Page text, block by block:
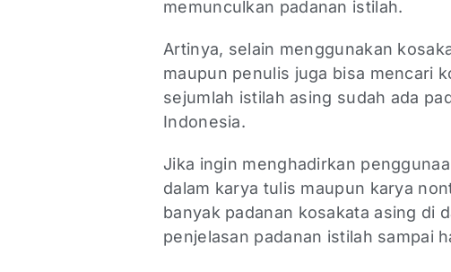
memunculkan padanan istilah.
Artinya, selain menggunakan
maupun penulis juga bisa mencari
sejumlah istilah asing sudah ada
Indonesia.
Jika ingin menghadirkan
dalam karya tulis maupun karya
banyak padanan kosakata asing di
penjelasan padanan istilah sampai